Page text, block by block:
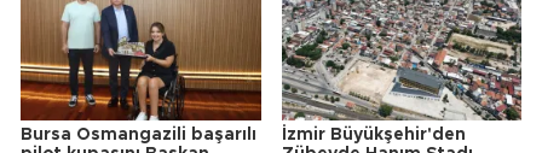
Bursa Osmangazili başarılı
İzmir Büyükşehir'den